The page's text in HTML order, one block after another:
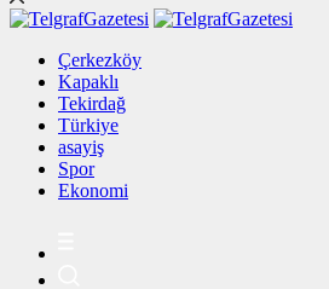
Çerkezköy
Kapaklı
Tekirdağ
Türkiye
asayiş
Spor
Ekonomi